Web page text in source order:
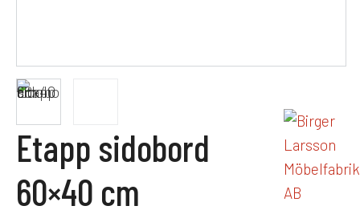
Etapp sidobord
60×40 cm